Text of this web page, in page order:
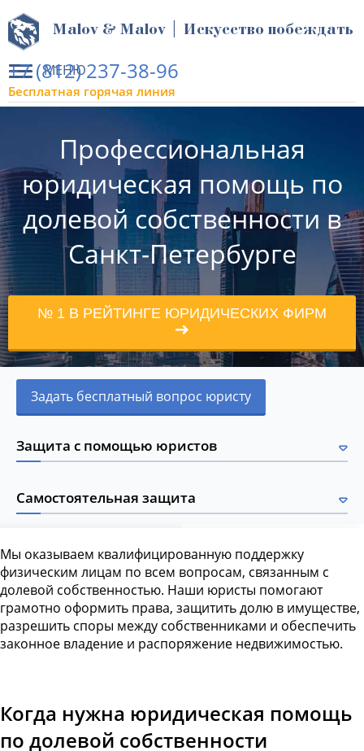
МЕНЮ
Malov & Malov | Искусство побеждать
+7 (812) 237-38-96
Бесплатная горячая линия
Профессиональная
юридическая помощь по
долевой собственности в
Санкт-Петербурге
№ 1 В РЕЙТИНГЕ ЮРИДИЧЕСКИХ ФИРМ
Задать бесплатный вопрос юристу
Защита с помощью юристов
Самостоятельная защита
Мы оказываем квалифицированную поддержку
физическим лицам по всем вопросам, связанным с
долевой собственностью. Наши юристы помогают
грамотно оформить права, защитить долю в имуществе,
разрешить споры между собственниками и обеспечить
законное владение и распоряжение недвижимостью.
Когда нужна юридическая помощь
по долевой собственности